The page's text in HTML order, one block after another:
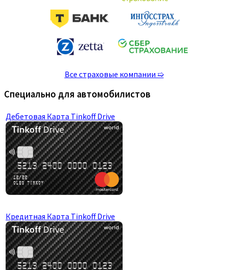
Все страховые компании ➯
Специально для автомобилистов
Дебетовая Карта Tinkoff Drive
Кредитная Карта Tinkoff Drive